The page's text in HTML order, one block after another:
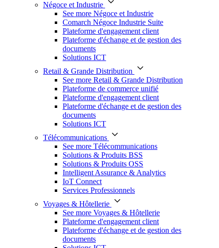
Négoce et Industrie
See more Négoce et Industrie
Comarch Négoce Industrie Suite
Plateforme d'engagement client
Plateforme d'échange et de gestion des
documents
Solutions ICT
Retail & Grande Distribution
See more Retail & Grande Distribution
Plateforme de commerce unifié
Plateforme d'engagement client
Plateforme d'échange et de gestion des
documents
Solutions ICT
Télécommunications
See more Télécommunications
Solutions & Produits BSS
Solutions & Produits OSS
Intelligent Assurance & Analytics
IoT Connect
Services Professionnels
Voyages & Hôtellerie
See more Voyages & Hôtellerie
Plateforme d'engagement client
Plateforme d'échange et de gestion des
documents